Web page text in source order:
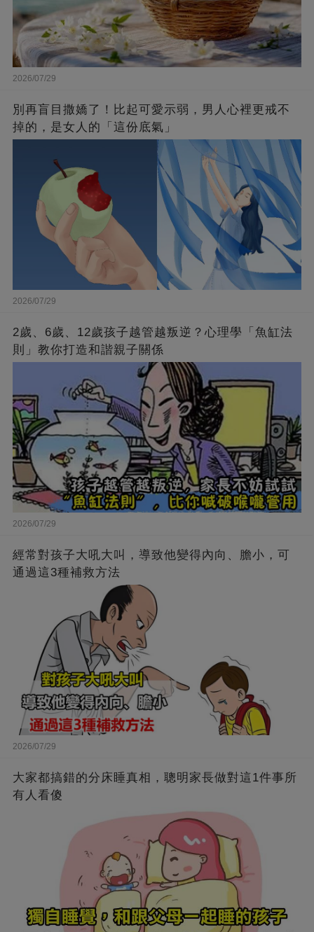
2026/07/29
別再盲目撒嬌了！比起可愛示弱，男人心裡更戒不
掉的，是女人的「這份底氣」
2026/07/29
2歲、6歲、12歲孩子越管越叛逆？心理學「魚缸法
則」教你打造和諧親子關係
2026/07/29
經常對孩子大吼大叫，導致他變得內向、膽小，可
通過這3種補救方法
2026/07/29
大家都搞錯的分床睡真相，聰明家長做對這1件事所
有人看傻